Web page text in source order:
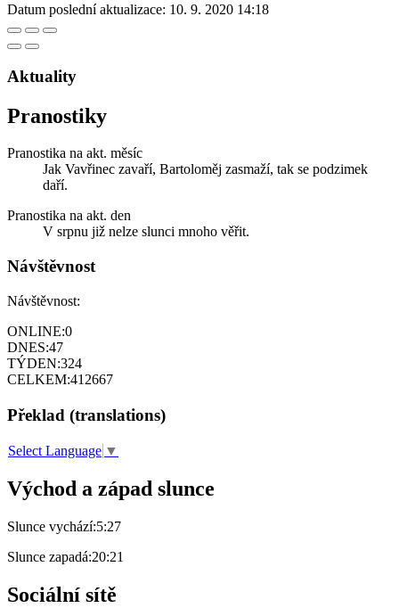
Datum poslední aktualizace: 10. 9. 2020 14:18
Aktuality
Pranostiky
Pranostika na akt. měsíc
Jak Vavřinec zavaří, Bartoloměj zasmaží, tak se podzimek
daří.
Pranostika na akt. den
V srpnu již nelze slunci mnoho věřit.
Návštěvnost
Návštěvnost:
ONLINE:0
DNES:47
TÝDEN:324
CELKEM:412667
Překlad (translations)
Select Language ▼
Východ a západ slunce
Slunce vychází:5:27
Slunce zapadá:20:21
Sociální sítě